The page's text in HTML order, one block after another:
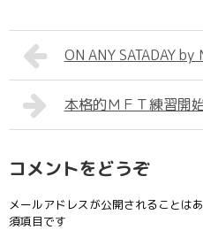
ON ANY SATADAY
本格的ＭＦＴ練習開
コメントをどうぞ
メールアドレスが公開されることはあ
須項目です